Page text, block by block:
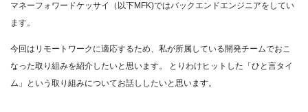
マネーフォワードケッサイ（以下MFK)ではバックエンドエンジニアをしてい
ます。
今回はリモートワークに適応するため、私が所属している開発チームでおこ
なった取り組みを紹介したいと思います。 とりわけヒットした「ひと言タイ
ム」という取り組みについてお話ししたいと思います。